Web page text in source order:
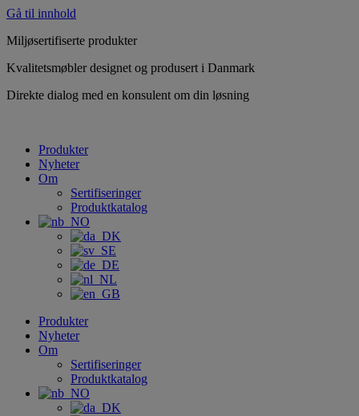
Gå til innhold
Miljøsertifiserte produkter
Kvalitetsmøbler designet og produsert i Danmark
Direkte dialog med en konsulent om din løsning
Produkter
Nyheter
Om
Sertifiseringer
Produktkatalog
Produkter
Nyheter
Om
Sertifiseringer
Produktkatalog